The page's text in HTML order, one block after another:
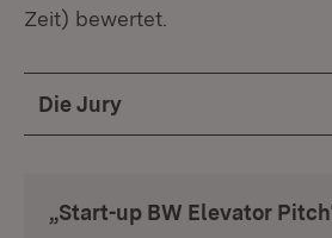
Zeit) bewertet.
Die Jury
„Start-up BW Elevator